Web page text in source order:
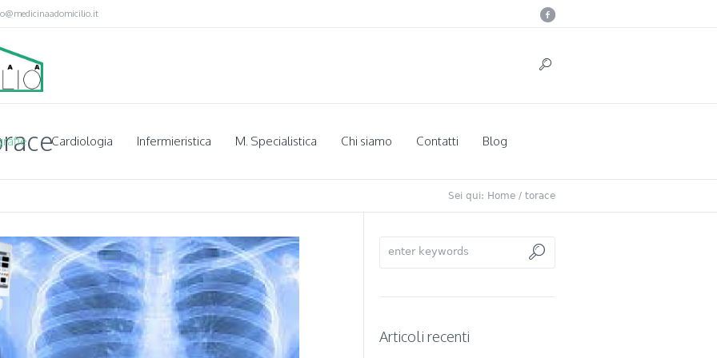
Cardiologia Infermieristica M. Specialistica Chi siamo Contatti Blog
Sei qui: Home / torace
Articoli recenti